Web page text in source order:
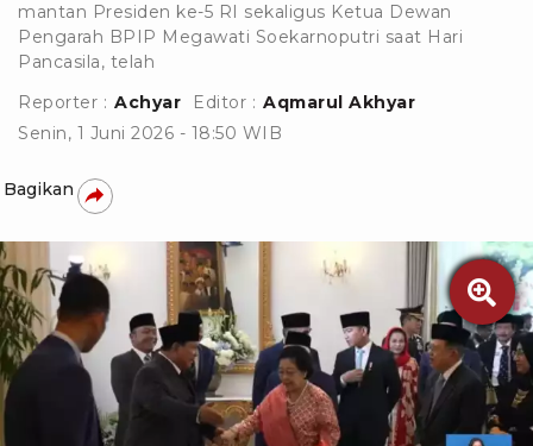
mantan Presiden ke-5 RI sekaligus Ketua Dewan
Pengarah BPIP Megawati Soekarnoputri saat Hari
Pancasila, telah
Reporter : Achyar Editor : Aqmarul Akhyar
Senin, 1 Juni 2026 - 18:50 WIB
Bagikan
